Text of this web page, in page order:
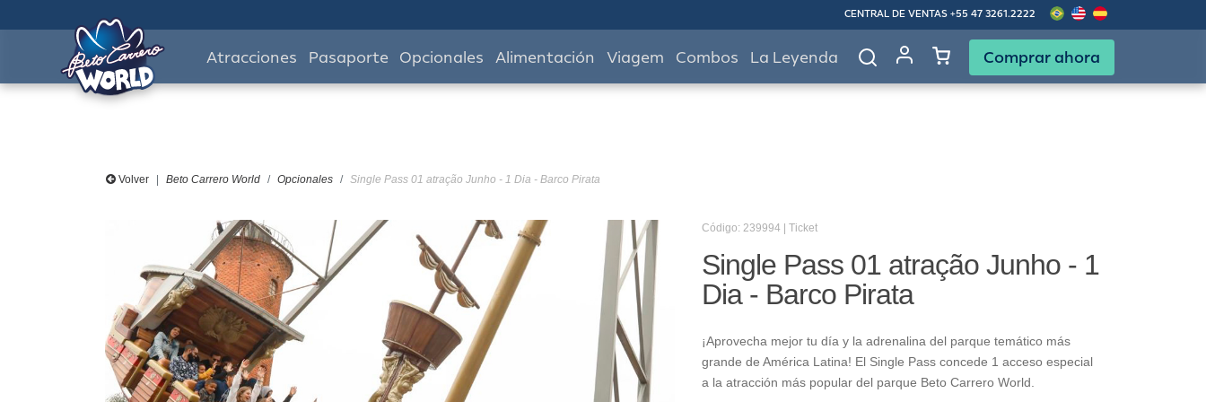
CENTRAL DE VENTAS +55 47 3261.2222
Atracciones Pasaporte Opcionales Alimentación Viagem Combos La Leyenda Comprar ahora
Volver Beto Carrero World Opcionales Single Pass 01 atração Junho - 1 Dia - Barco Pirata
Código: 239994 | Ticket
Single Pass 01 atração Junho - 1
Dia - Barco Pirata
¡Aprovecha mejor tu día y la adrenalina del parque temático más
grande de América Latina! El Single Pass concede 1 acceso especial
a la atracción más popular del parque Beto Carrero World.